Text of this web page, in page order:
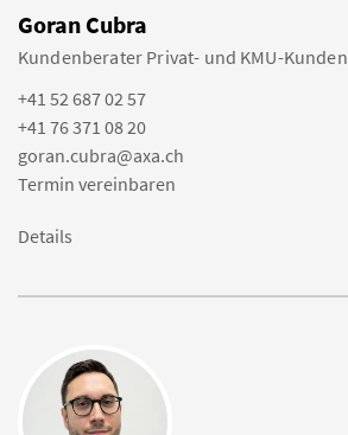
Goran Cubra
Kundenberater Privat- und KMU-Kunden
+41 52 687 02 57
+41 76 371 08 20
goran.cubra@axa.ch
Termin vereinbaren
Details